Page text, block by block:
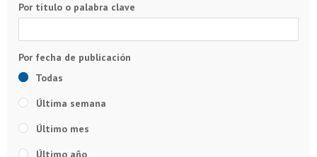
Por título o palabra clave
Todas
Última semana
Último mes
Último año